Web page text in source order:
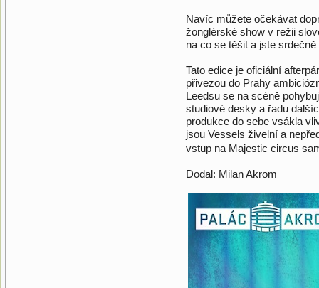
Navíc můžete očekávat
žonglérské show v režii
na co se těšit a jste srdečně
Tato edice je oficiální
přivezou do Prahy
Leedsu se na scéně
studiové desky a řadu
produkce do sebe vsákla
jsou Vessels živelní a
vstup na Majestic circus
Dodal: Milan Akrom